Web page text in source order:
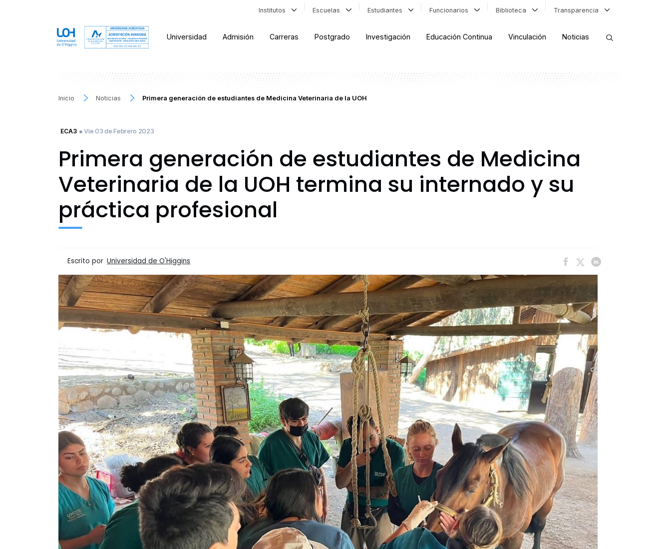
Institutos Escuelas Estudiantes Funcionarios Biblioteca Transparencia
Universidad Admisión Carreras Postgrado Investigación Educación Continua Vinculación Noticias
Inicio Noticias Primera generación de estudiantes de Medicina Veterinaria de la UOH
ECA3 ● Vie 03 de Febrero 2023
Primera generación de estudiantes de Medicina
Veterinaria de la UOH termina su internado y su
práctica profesional
Escrito por Universidad de O'Higgins